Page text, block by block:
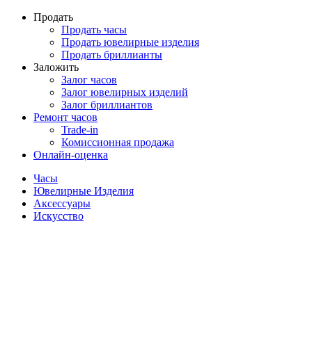
Продать
Продать часы
Продать ювелирные изделия
Продать бриллианты
Заложить
Залог часов
Залог ювелирных изделий
Залог бриллиантов
Ремонт часов
Trade-in
Комиссионная продажа
Онлайн-оценка
Часы
Ювелирные Изделия
Аксессуары
Искусство